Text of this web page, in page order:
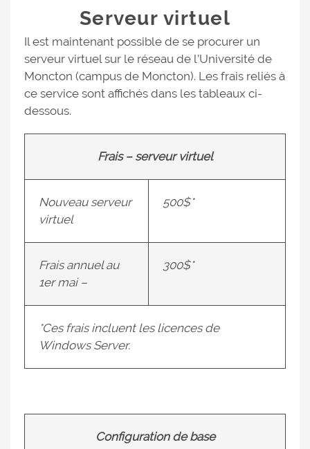
Serveur virtuel
Il est maintenant possible de se procurer un
serveur virtuel sur le réseau de l’Université de
Moncton (campus de Moncton). Les frais reliés à
ce service sont affichés dans les tableaux ci-
dessous.
Frais – serveur virtuel
Nouveau serveur
virtuel
500$*
Frais annuel au
1er mai –
300$*
*Ces frais incluent les licences de
Windows Server.
Configuration de base